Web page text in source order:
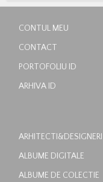
CONTUL MEU
CONTACT
PORTOFOLIU ID
ARHIVA ID
ARHITECTI&DESIGNERI
ALBUME DIGITALE
ALBUME DE COLECTIE